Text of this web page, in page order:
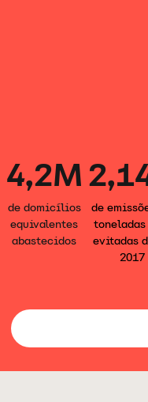
4,2M
de domicílios
equivalentes
abastecidos
de
toneladas
evitadas
2017